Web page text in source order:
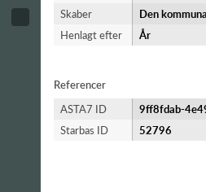
Skaber
Den
Henlagt efter
År
Referencer
ASTA7 ID
9ff8fdab-
Starbas ID
52796